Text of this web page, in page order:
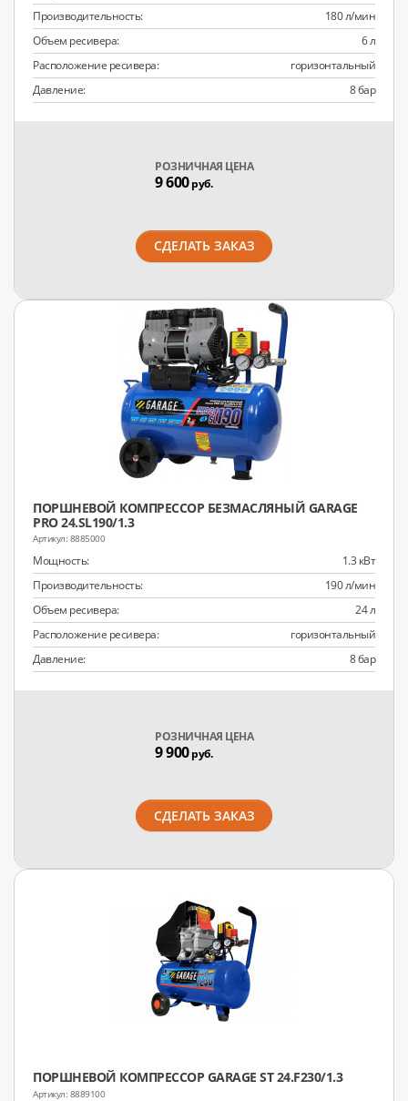
Производительность:
180 л/мин
Объем ресивера:
6 л
Расположение ресивера:
горизонтальный
Давление:
8 бар
РОЗНИЧНАЯ ЦЕНА
9 600руб.
СДЕЛАТЬ ЗАКАЗ
ПОРШНЕВОЙ КОМПРЕССОР БЕЗМАСЛЯНЫЙ GARAGE
PRO 24.SL190/1.3
8885000
Мощность:
1.3 кВт
Производительность:
190 л/мин
Объем ресивера:
24 л
Расположение ресивера:
горизонтальный
Давление:
8 бар
РОЗНИЧНАЯ ЦЕНА
9 900руб.
СДЕЛАТЬ ЗАКАЗ
ПОРШНЕВОЙ КОМПРЕССОР GARAGE ST 24.F230/1.3
8889100